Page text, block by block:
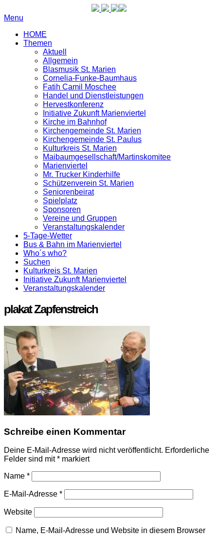
Menu
HOME
Themen
Aktuell
Allgemein
Blasmusik St. Marien
Cornelia-Funke-Baumhaus
Fatih Camil Moschee
Handel und Dienstleistungen
Hervestkonferenz
Initiative Zukunft Marienviertel
Kirche im Bahnhof
Kirchengemeinde St. Marien
Kirchengemeinde St. Paulus
Kulturkreis St. Marien
Maibaumgesellschaft/Martinskomitee
Marienviertel
Mr. Trucker Kinderhilfe
Schützenverein St. Marien
Seniorenbeirat
Spielplatz
Sponsoren
Vereine und Gruppen
Veranstaltungskalender
5-Tage-Wetter
Bus & Bahn im Marienviertel
Who´s who?
Suchen
Kulturkreis St. Marien
Initiative Zukunft Marienviertel
Veranstaltungskalender
plakat Zapfenstreich
Schreibe einen Kommentar
Deine E-Mail-Adresse wird nicht veröffentlicht. Erforderliche
Felder sind mit* markiert
Name *
E-Mail-Adresse *
Website
Name, E-Mail-Adresse und Website in diesem Browser